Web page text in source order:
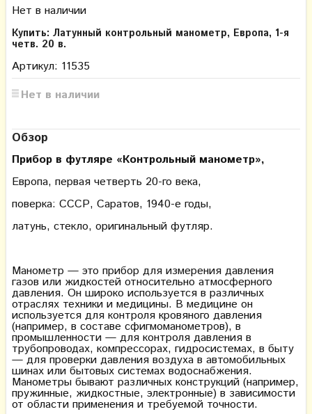
Нет в наличии
Купить: Латунный контрольный манометр, Европа, 1-я
четв. 20 в.
Артикул: 11535
Нет в наличии
Обзор
Прибор в футляре «Контрольный манометр»,
Европа, первая четверть 20-го века,
поверка: СССР, Саратов, 1940-е годы,
латунь, стекло, оригинальный футляр.
Манометр — это прибор для измерения давления
газов или жидкостей относительно атмосферного
давления. Он широко используется в различных
отраслях техники и медицины. В медицине он
используется для контроля кровяного давления
(например, в составе сфигмоманометров), в
промышленности — для контроля давления в
трубопроводах, компрессорах, гидросистемах, в быту
— для проверки давления воздуха в автомобильных
шинах или бытовых системах водоснабжения.
Манометры бывают различных конструкций (например,
пружинные, жидкостные, электронные) в зависимости
от области применения и требуемой точности.